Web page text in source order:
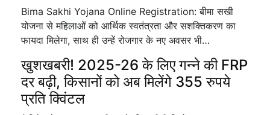
Bima Sakhi Yojana Online Registration: बीमा सखी
योजना से महिलाओं को आर्थिक स्वतंत्रता और सशक्तिकरण का
फायदा मिलेगा, साथ ही उन्हें रोजगार के नए अवसर भी…
खुशखबरी! 2025-26 के लिए गन्ने की FRP
दर बढ़ी, किसानों को अब मिलेंगे 355 रुपये
प्रति क्विंटल